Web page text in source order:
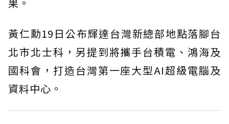
黃仁勳19日公布輝達台灣新總部地點落腳台
北市北士科，另提到將攜手台積電、鴻海及
國科會，打造台灣第一座大型AI超級電腦及
資料中心。